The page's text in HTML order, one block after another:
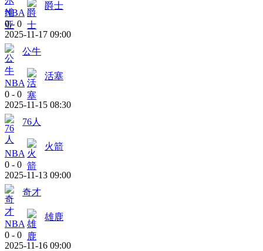
NBA
爵士
0 - 0
2025-11-17 09:00
公牛
NBA
活塞
0 - 0
2025-11-15 08:30
76人
NBA
火箭
0 - 0
2025-11-13 09:00
奇才
NBA
雄鹿
0 - 0
2025-11-16 09:00